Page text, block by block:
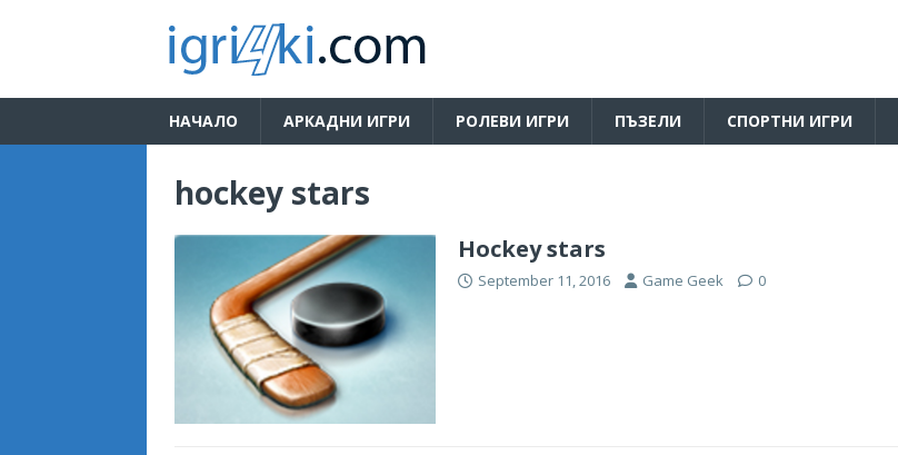
НАЧАЛО АРКАДНИ ИГРИ РОЛЕВИ ИГРИ ПЪЗЕЛИ СПОРТНИ ИГРИ
hockey stars
Hockey stars
September 11, 2016 Game Geek 0